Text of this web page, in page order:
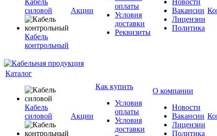
Кабель
силовой
Кабель
контрольный
Акции
оплаты
Условия
доставки
Реквизиты
Новости
Вакансии
Лицензии
Политика
Каталог
Кабель
силовой
Акции
Как купить
Условия
оплаты
Условия
доставки
О компании
Новости
Вакансии
Лицензии
Политика